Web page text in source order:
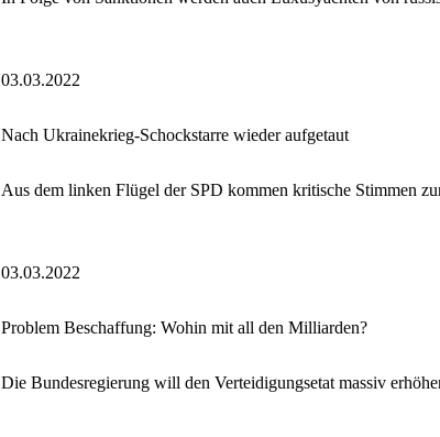
03.03.2022
Nach Ukrainekrieg-Schockstarre wieder aufgetaut
Aus dem linken Flügel der SPD kommen kritische Stimmen
03.03.2022
Problem Beschaffung: Wohin mit all den Milliarden?
Die Bundesregierung will den Verteidigungsetat massiv